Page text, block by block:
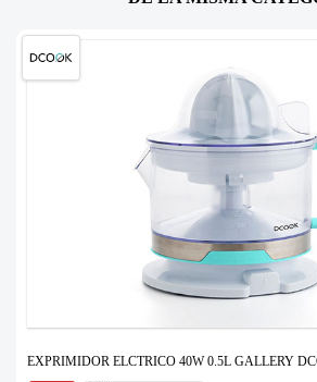
EXPRIMIDOR ELCTRICO 40W 0.5L GALLERY